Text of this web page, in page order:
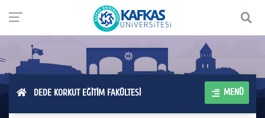
DEDE KORKUT EĞİTİM FAKÜLTESİ MENÜ